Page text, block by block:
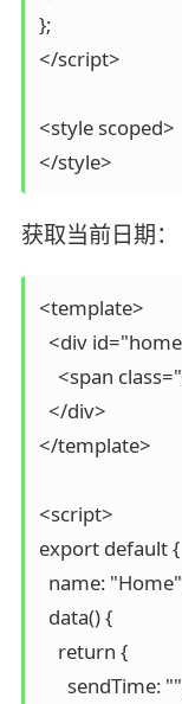
};
</script>
<style scoped>
获取当前日期：
<template>
<div
<span
  </div>
</template>
<script>
export default {
name:
  data() {
    return {
sendTime: